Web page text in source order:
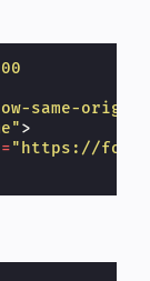
same-
>
="https://